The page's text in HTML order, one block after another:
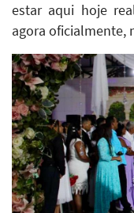
estar aqui hoje
agora oficialmente,